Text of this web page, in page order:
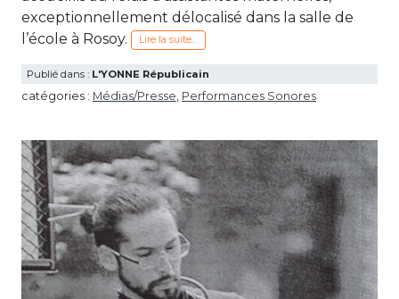
exceptionnellement délocalisé dans la salle de
l’école à Rosoy.
Lire la suite…
Publié dans : L'YONNE Républicain
catégories : Médias/Presse, Performances Sonores